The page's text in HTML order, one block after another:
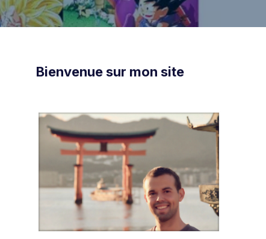
Bienvenue sur mon site